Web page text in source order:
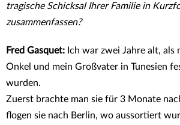
tragische Schicksal Ihrer Familie in
zusammenfassen?
Fred Gasquet: Ich war zwei Jahre alt, als
Onkel und mein Großvater in Tunesien
wurden.
Zuerst brachte man sie für 3 Monate
flogen sie nach Berlin, wo aussortiert